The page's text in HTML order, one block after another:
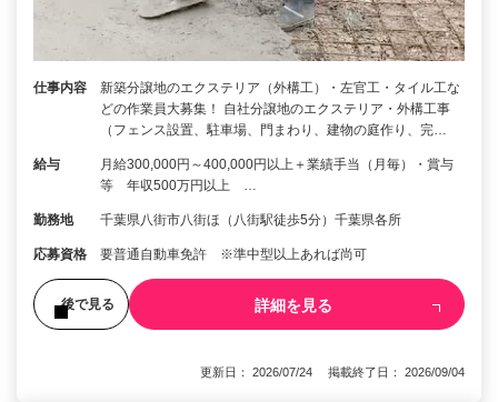
仕事内容
新築分譲地のエクステリア（外構工）・左官工・タイル工な
どの作業員大募集！ 自社分譲地のエクステリア・外構工事
（フェンス設置、駐車場、門まわり、建物の庭作り、完…
給与
月給300,000円～400,000円以上＋業績手当（月毎）・賞与
等 年収500万円以上 …
勤務地 千葉県八街市八街ほ（八街駅徒歩5分）千葉県各所
応募資格 要普通自動車免許 ※準中型以上あれば尚可
後で見る 詳細を見る
更新日： 2026/07/24 掲載終了日： 2026/09/04